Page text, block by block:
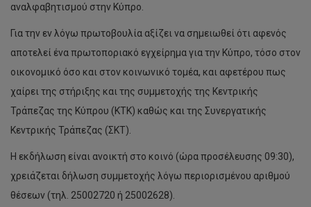
αναλφαβητισμού στην Κύπρο.
Για την εν λόγω πρωτοβουλία αξίζει να σημειωθεί ότι αφενός
αποτελεί ένα πρωτοποριακό εγχείρημα για την Κύπρο, τόσο στον
οικονομικό όσο και στον κοινωνικό τομέα, και αφετέρου πως
χαίρει της στήριξης και της συμμετοχής της Κεντρικής
Τράπεζας της Κύπρου (ΚΤΚ) καθώς και της Συνεργατικής
Κεντρικής Τράπεζας (ΣΚΤ).
H εκδήλωση είναι ανοικτή στο κοινό (ώρα προσέλευσης 09:30),
χρειάζεται δήλωση συμμετοχής λόγω περιορισμένου αριθμού
θέσεων (τηλ. 25002720 ή 25002628).